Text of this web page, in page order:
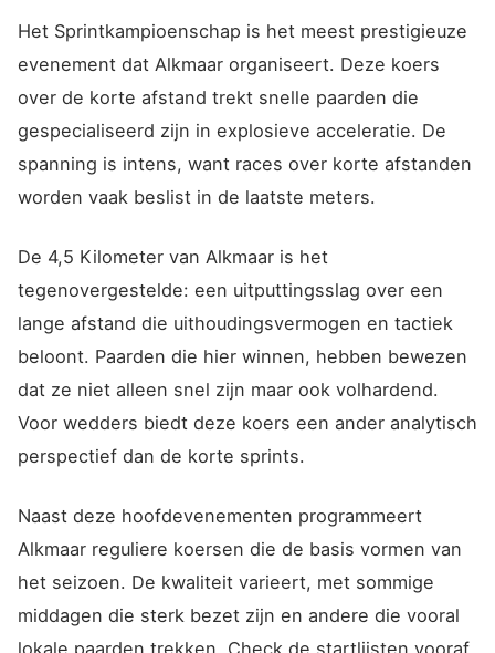
Het Sprintkampioenschap is het meest prestigieuze
evenement dat Alkmaar organiseert. Deze koers
over de korte afstand trekt snelle paarden die
gespecialiseerd zijn in explosieve acceleratie. De
spanning is intens, want races over korte afstanden
worden vaak beslist in de laatste meters.
De 4,5 Kilometer van Alkmaar is het
tegenovergestelde: een uitputtingsslag over een
lange afstand die uithoudingsvermogen en tactiek
beloont. Paarden die hier winnen, hebben bewezen
dat ze niet alleen snel zijn maar ook volhardend.
Voor wedders biedt deze koers een ander analytisch
perspectief dan de korte sprints.
Naast deze hoofdevenementen programmeert
Alkmaar reguliere koersen die de basis vormen van
het seizoen. De kwaliteit varieert, met sommige
middagen die sterk bezet zijn en andere die vooral